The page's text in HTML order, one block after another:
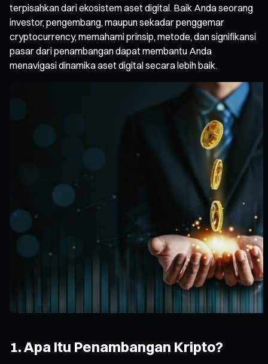
terpisahkan dari ekosistem aset digital. Baik Anda seorang
investor, pengembang, maupun sekadar penggemar
cryptocurrency, memahami prinsip, metode, dan signifikansi
pasar dari penambangan dapat membantu Anda
menavigasi dinamika aset digital secara lebih baik.
1. Apa Itu Penambangan Kripto?